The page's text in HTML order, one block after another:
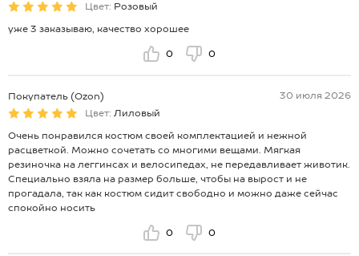
Цвет: Розовый
уже 3 заказываю, качество хорошее
0 0
Покупатель (Ozon)
30 июля 2026
Цвет: Лиловый
Очень понравился костюм своей комплектацией и нежной
расцветкой. Можно сочетать со многими вещами. Мягкая
резиночка на леггинсах и велосипедах, не передавливает животик.
Специально взяла на размер больше, чтобы на вырост и не
прогадала, так как костюм сидит свободно и можно даже сейчас
спокойно носить
0 0